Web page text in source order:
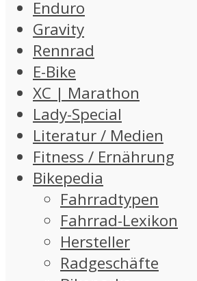
Enduro
Gravity
Rennrad
E-Bike
XC | Marathon
Lady-Special
Literatur / Medien
Fitness / Ernährung
Bikepedia
Fahrradtypen
Fahrrad-Lexikon
Hersteller
Radgeschäfte